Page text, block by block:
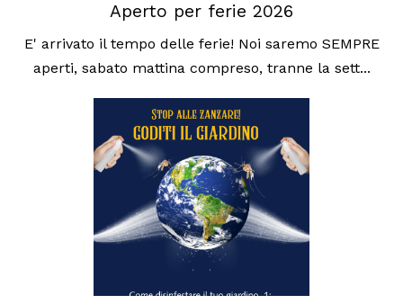
Aperto per ferie 2026
E' arrivato il tempo delle ferie! Noi saremo SEMPRE
aperti, sabato mattina compreso, tranne la sett...